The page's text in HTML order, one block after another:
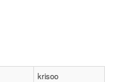
krisoo